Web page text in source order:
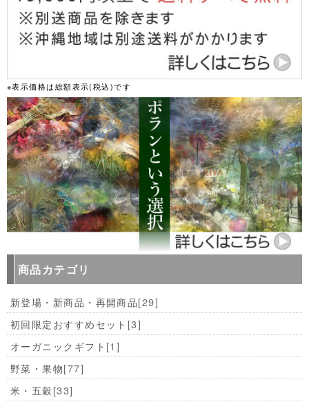
※表示価格は総額表示(税込)です
商品カテゴリ
新登場・新商品・再開商品[29]
初回限定おすすめセット [3]
オーガニックギフト [1]
野菜・果物[77]
米・五穀[33]